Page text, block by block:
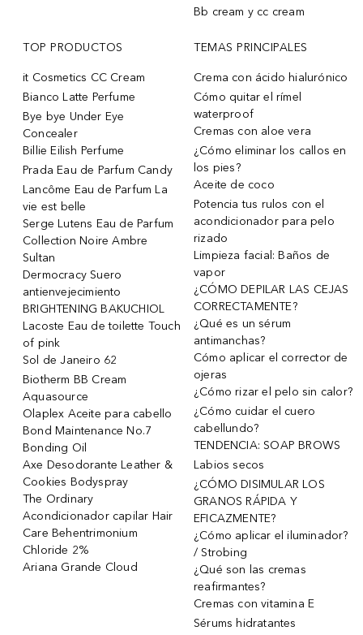
Bb cream y cc cream
TOP PRODUCTOS
it Cosmetics CC Cream
Bianco Latte Perfume
Bye bye Under Eye
Concealer
Billie Eilish Perfume
Prada Eau de Parfum Candy
Lancôme Eau de Parfum La
vie est belle
Serge Lutens Eau de Parfum
Collection Noire Ambre
Sultan
Dermocracy Suero
antienvejecimiento
BRIGHTENING BAKUCHIOL
Lacoste Eau de toilette Touch
of pink
Sol de Janeiro 62
Biotherm BB Cream
Aquasource
Olaplex Aceite para cabello
Bond Maintenance No.7
Bonding Oil
Axe Desodorante Leather &
Cookies Bodyspray
The Ordinary
Acondicionador capilar Hair
Care Behentrimonium
Chloride 2%
Ariana Grande Cloud
TEMAS PRINCIPALES
Crema con ácido hialurónico
Cómo quitar el rímel
waterproof
Cremas con aloe vera
¿Cómo eliminar los callos en
los pies?
Aceite de coco
Potencia tus rulos con el
acondicionador para pelo
rizado
Limpieza facial: Baños de
vapor
¿CÓMO DEPILAR LAS CEJAS
CORRECTAMENTE?
¿Qué es un sérum
antimanchas?
Cómo aplicar el corrector de
ojeras
¿Cómo rizar el pelo sin calor?
¿Cómo cuidar el cuero
cabellundo?
TENDENCIA: SOAP BROWS
Labios secos
¿CÓMO DISIMULAR LOS
GRANOS RÁPIDA Y
EFICAZMENTE?
¿Cómo aplicar el iluminador?
/ Strobing
¿Qué son las cremas
reafirmantes?
Cremas con vitamina E
Sérums hidratantes